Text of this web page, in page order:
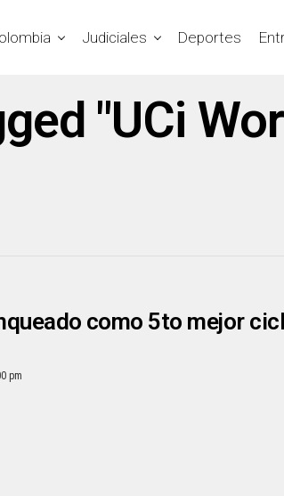
Judiciales Deportes
"UCi
como 5to mejor
pm